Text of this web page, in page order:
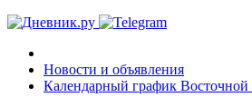
Новости и объявления
Календарный график